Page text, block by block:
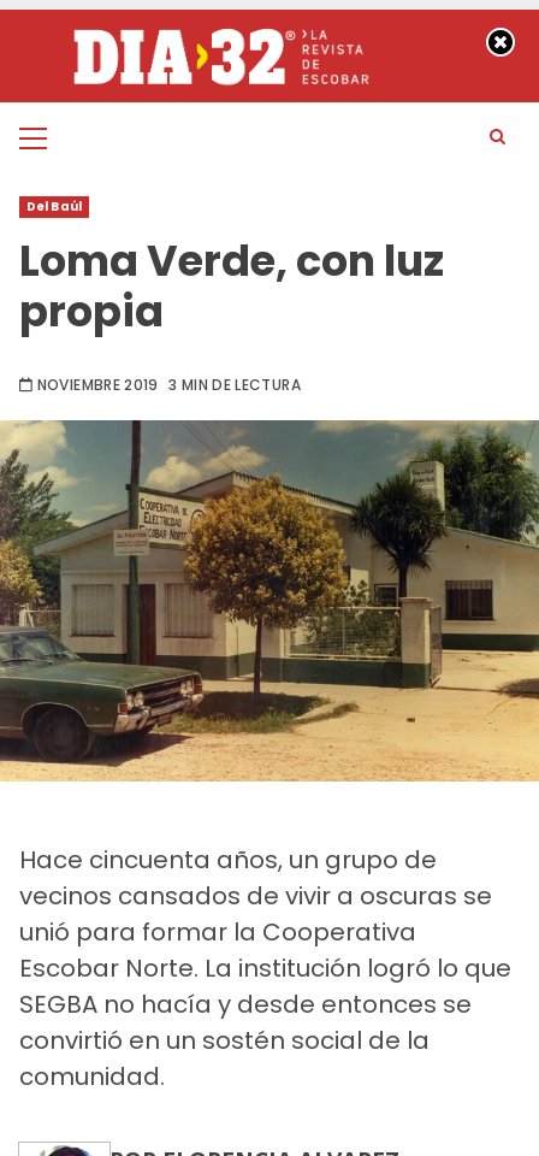
contenido
Menú
Del Baúl
Loma Verde, con luz
propia
NOVIEMBRE 2019 3 MIN DE LECTURA
Hace cincuenta años, un grupo de
vecinos cansados de vivir a oscuras se
unió para formar la Cooperativa
Escobar Norte. La institución logró lo que
SEGBA no hacía y desde entonces se
convirtió en un sostén social de la
comunidad.